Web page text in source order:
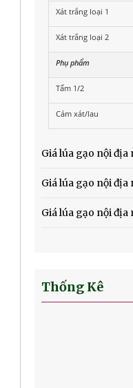
Xát trắng loại 1
Xát trắng loại 2
Phụ phẩm
Tấm 1/2
Cám xát/lau
Giá lúa gạo nội địa
Giá lúa gạo nội
Giá lúa gạo nội
Thống Kê